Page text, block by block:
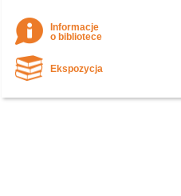
Informacje
o bibliotece
Ekspozycja